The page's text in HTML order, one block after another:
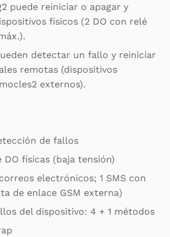
puede reiniciar o apagar y
físicos (2 DO con relé
detectar un fallo y reiniciar
remotas (dispositivos
externos).
de fallos
DO físicas (baja tensión)
electrónicos; 1 SMS con
de enlace GSM externa)
del dispositivo: 4 + 1 métodos